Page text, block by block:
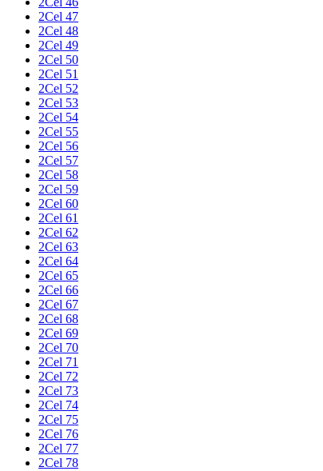
2Cel 47
2Cel 48
2Cel 49
2Cel 50
2Cel 51
2Cel 52
2Cel 53
2Cel 54
2Cel 55
2Cel 56
2Cel 57
2Cel 58
2Cel 59
2Cel 60
2Cel 61
2Cel 62
2Cel 63
2Cel 64
2Cel 65
2Cel 66
2Cel 67
2Cel 68
2Cel 69
2Cel 70
2Cel 71
2Cel 72
2Cel 73
2Cel 74
2Cel 75
2Cel 76
2Cel 77
2Cel 78